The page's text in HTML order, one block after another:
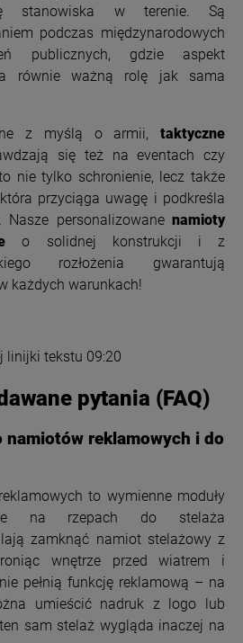
stanowiska w terenie. Są
podczas międzynarodowych
publicznych, gdzie aspekt
równie ważną rolę jak sama
z myślą o armii, taktyczne
się też na eventach czy
nie tylko schronienie, lecz także
przyciąga uwagę i podkreśla
Nasze personalizowanenamioty
o solidnej konstrukcji i z
rozłożenia gwarantują
każdych warunkach!
linijki tekstu 09:20
pytania (FAQ)
namiotów reklamowych i do
to wymienne moduły
na rzepach do stelaża
zamknąć namiot stelażowy z
wnętrze przed wiatrem i
pełnią funkcję reklamową – na
umieścić nadruk z logo lub
sam stelaż wygląda inaczej na